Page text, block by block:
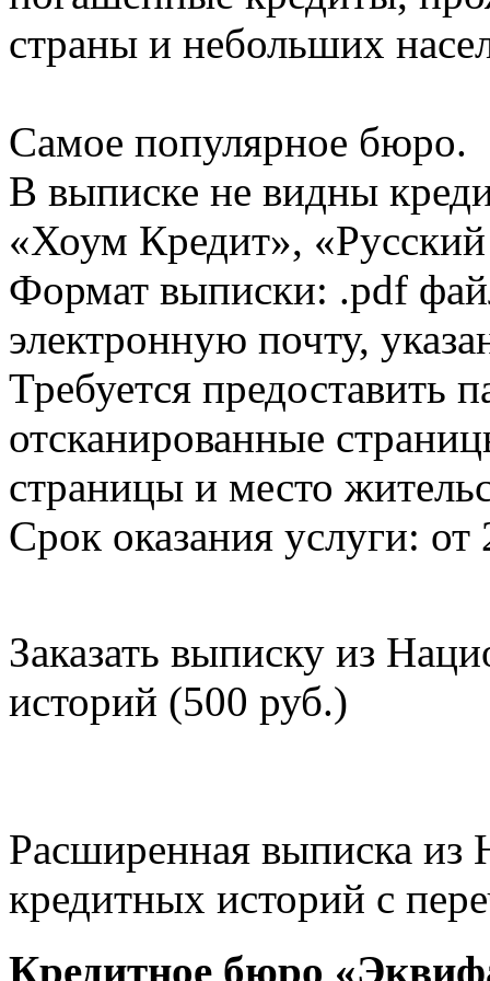
страны и небольших
Самое популярное бюро.
В выписке не видны
«Хоум Кредит»,
Формат выписки: .pdf
электронную почту,
Требуется предоставить
отсканированные
страницы и место
Срок оказания услуги: от
Заказать выписку из
историй (500 руб.)
Расширенная выписка из
кредитных историй с
Кредитное бюро